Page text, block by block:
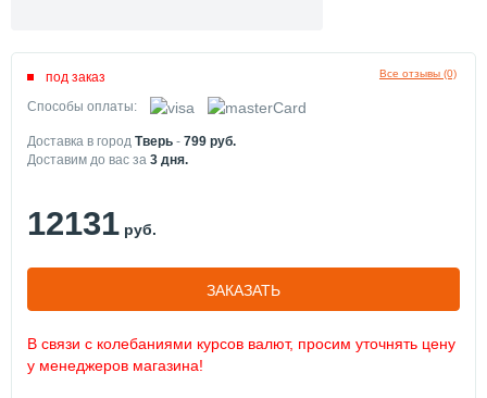
Все отзывы (0)
под заказ
Способы оплаты:
Доставка в город Тверь - 799 руб.
Доставим до вас за 3 дня.
12131 руб.
ЗАКАЗАТЬ
В связи с колебаниями курсов валют, просим уточнять цену
у менеджеров магазина!